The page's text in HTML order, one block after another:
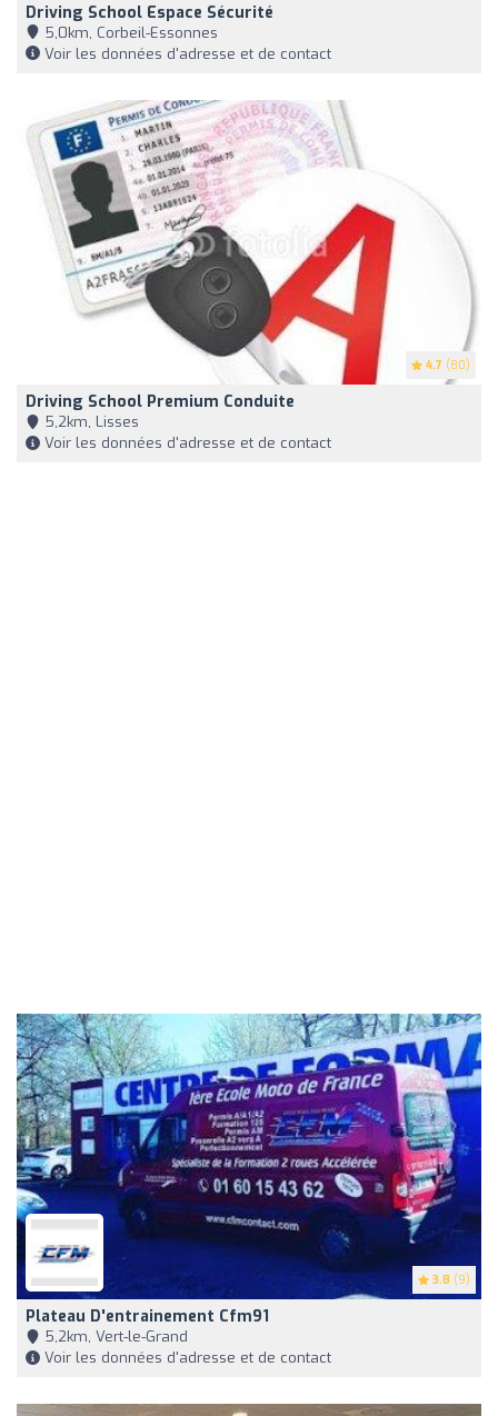
Driving School Espace Sécurité
5,0km, Corbeil-Essonnes
Voir les données d'adresse et de contact
4.7 (80)
Driving School Premium Conduite
5,2km, Lisses
Voir les données d'adresse et de contact
3.8 (9)
Plateau D'entrainement Cfm91
5,2km, Vert-le-Grand
Voir les données d'adresse et de contact